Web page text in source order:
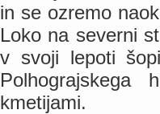
in se ozremo
Loko na severni
v svoji lepoti
kmetijami.